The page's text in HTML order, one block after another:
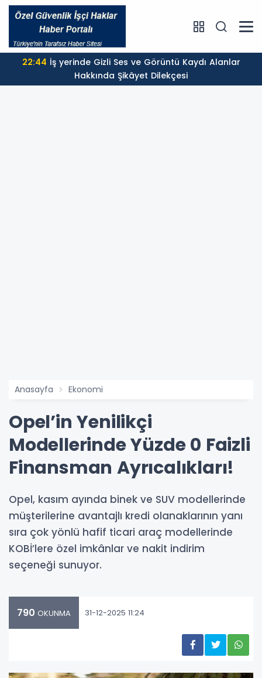
22:44
Hakkında Şikâyet Dilekçesi
Anasayfa Ekonomi
Opel’in Yenilikçi
Modellerinde Yüzde 0 Faizli
Finansman Ayrıcalıkları!
Opel, kasım ayında binek ve SUV modellerinde
müşterilerine avantajlı kredi olanaklarının yanı
sıra çok yönlü hafif ticari araç modellerinde
KOBİ’lere özel imkânlar ve nakit indirim
seçeneği sunuyor.
790 OKUNMA 31-12-2025 11:24